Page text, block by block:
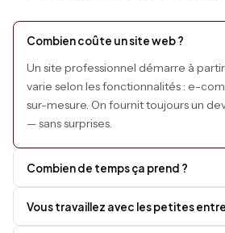
Combien coûte un site web ?
Un site professionnel démarre à
varie selon les fonctionnalités : e-
sur-mesure. On fournit toujours un
— sans surprises.
Combien de temps ça prend ?
des délais clairs et on vous tient
Vous travaillez avec les petites